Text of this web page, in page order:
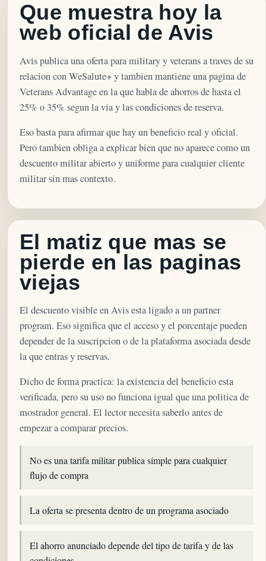
Que muestra hoy la
web oficial de Avis
Avis publica una oferta para military y veterans a traves de su
relacion con WeSalute+ y tambien mantiene una pagina de
Veterans Advantage en la que habla de ahorros de hasta el
25% o 35% segun la via y las condiciones de reserva.
Eso basta para afirmar que hay un beneficio real y oficial.
Pero tambien obliga a explicar bien que no aparece como un
descuento militar abierto y uniforme para cualquier cliente
militar sin mas contexto.
El matiz que mas se
pierde en las paginas
viejas
El descuento visible en Avis esta ligado a un partner
program. Eso significa que el acceso y el porcentaje pueden
depender de la suscripcion o de la plataforma asociada desde
la que entras y reservas.
Dicho de forma practica: la existencia del beneficio esta
verificada, pero su uso no funciona igual que una politica de
mostrador general. El lector necesita saberlo antes de
empezar a comparar precios.
No es una tarifa militar publica simple para cualquier
flujo de compra
La oferta se presenta dentro de un programa asociado
El ahorro anunciado depende del tipo de tarifa y de las